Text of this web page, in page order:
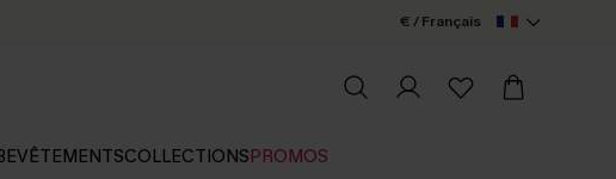
€ / Français
VÊTEMENTSCOLLECTIONSPROMOS